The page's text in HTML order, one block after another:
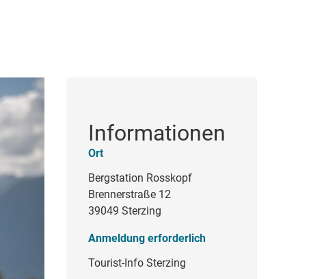
Informationen
Ort
Bergstation Rosskopf
Brennerstraße 12
39049 Sterzing
Anmeldung erforderlich
Tourist-Info Sterzing